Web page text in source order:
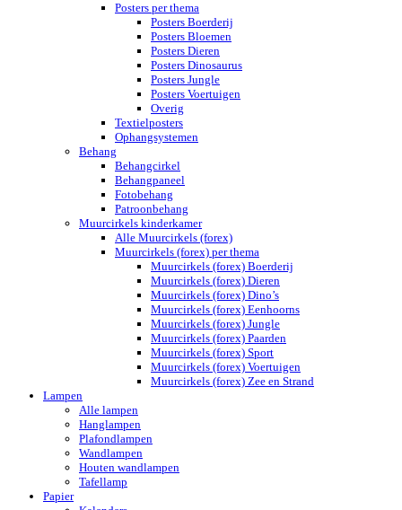
Posters per thema
Posters Boerderij
Posters Bloemen
Posters Dieren
Posters Dinosaurus
Posters Jungle
Posters Voertuigen
Overig
Textielposters
Ophangsystemen
Behang
Behangcirkel
Behangpaneel
Fotobehang
Patroonbehang
Muurcirkels kinderkamer
Alle Muurcirkels (forex)
Muurcirkels (forex) per thema
Muurcirkels (forex) Boerderij
Muurcirkels (forex) Dieren
Muurcirkels (forex) Dino’s
Muurcirkels (forex) Eenhoorns
Muurcirkels (forex) Jungle
Muurcirkels (forex) Paarden
Muurcirkels (forex) Sport
Muurcirkels (forex) Voertuigen
Muurcirkels (forex) Zee en Strand
Lampen
Alle lampen
Hanglampen
Plafondlampen
Wandlampen
Houten wandlampen
Tafellamp
Papier